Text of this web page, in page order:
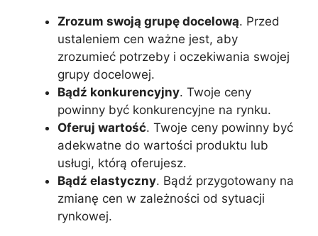
Zrozum swoją grupę docelową. Przed
ustaleniem cen ważne jest, aby
zrozumieć potrzeby i oczekiwania swojej
grupy docelowej.
Bądź konkurencyjny. Twoje ceny
powinny być konkurencyjne na rynku.
Oferuj wartość. Twoje ceny powinny być
adekwatne do wartości produktu lub
usługi, którą oferujesz.
Bądź elastyczny. Bądź przygotowany na
zmianę cen w zależności od sytuacji
rynkowej.